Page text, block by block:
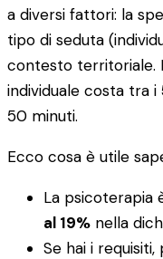
a diversi fattori: la
tipo di seduta
contesto territoriale.
individuale costa tra i
50 minuti.
Ecco cosa è utile
La psicoterapia
al 19% nella
Se hai i